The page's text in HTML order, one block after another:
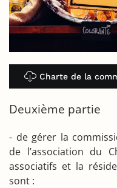
Charte de la
Deuxième partie
- de gérer la
de l’association du
associatifs et la
sont :